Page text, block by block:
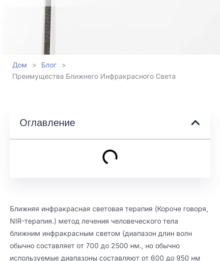
Дом > Блог
>
Преимущества Ближнего Инфракрасного Света
Оглавление
Ближняя инфракрасная световая терапия (Короче говоря,
NIR-терапия.) метод лечения человеческого тела
ближним инфракрасным светом (диапазон длин волн
обычно составляет от 700 до 2500 нм., но обычно
используемые диапазоны составляют от 600 до 950 нм